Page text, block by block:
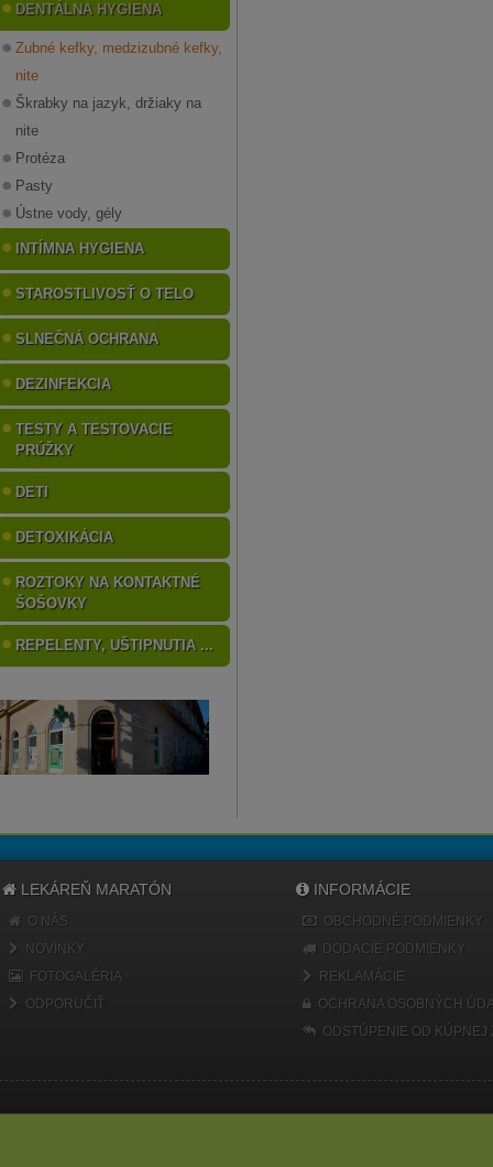
DENTÁLNA HYGIENA
Zubné kefky, medzizubné kefky,
nite
Škrabky na jazyk, držiaky na
nite
Protéza
Pasty
Ústne vody, gély
INTÍMNA HYGIENA
STAROSTLIVOSŤ O TELO
SLNEČNÁ OCHRANA
DEZINFEKCIA
TESTY A TESTOVACIE
PRÚŽKY
DETI
DETOXIKÁCIA
ROZTOKY NA KONTAKTNÉ
ŠOŠOVKY
REPELENTY, UŠTIPNUTIA ...
LEKÁREŇ MARATÓN
O NÁS
NOVINKY
FOTOGALÉRIA
ODPORUČIŤ
INFORMÁCIE
OBCHODNÉ PODMIENKY
DODACIE PODMIENKY
REKLAMÁCIE
OCHRANA OSOBNÝCH
ODSTÚPENIE OD KÚPNEJ